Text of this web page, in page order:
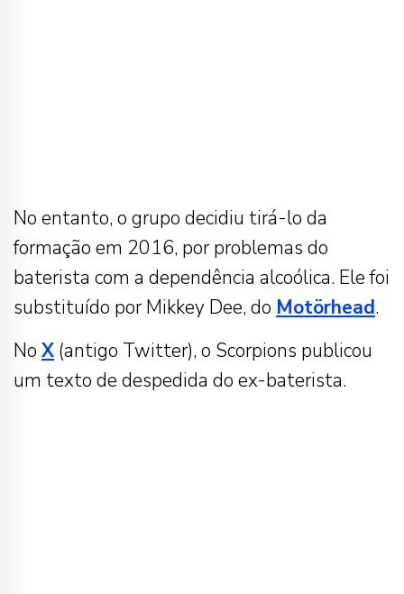
No entanto, o grupo decidiu tirá-lo da
formação em 2016, por problemas do
baterista com a dependência alcoólica. Ele foi
substituído por Mikkey Dee, do Motörhead.
No X (antigo Twitter), o Scorpions publicou
um texto de despedida do ex-baterista.